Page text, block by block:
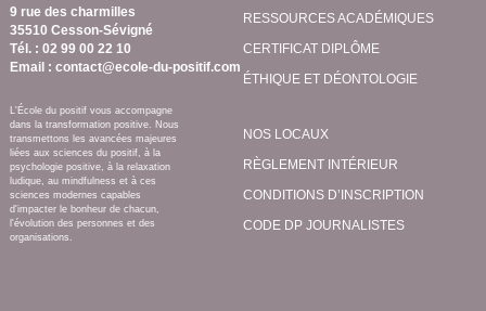
9 rue des charmilles
35510 Cesson-Sévigné
Tél. : 02 99 00 22 10
Email : contact@ecole-du-positif.com
L'École du positif vous accompagne
dans la transformation positive. Nous
transmettons les avancées majeures
liées aux sciences du positif, à la
psychologie positive, à la relaxation
ludique, au mindfulness et à ces
sciences modernes capables
d'impacter le bonheur de chacun,
l'évolution des personnes et des
organisations.
RESSOURCES ACADÉMIQUES
CERTIFICAT DIPLÔME
ÉTHIQUE ET DÉONTOLOGIE
NOS LOCAUX
RÈGLEMENT INTÉRIEUR
CONDITIONS D’INSCRIPTION
CODE DP JOURNALISTES